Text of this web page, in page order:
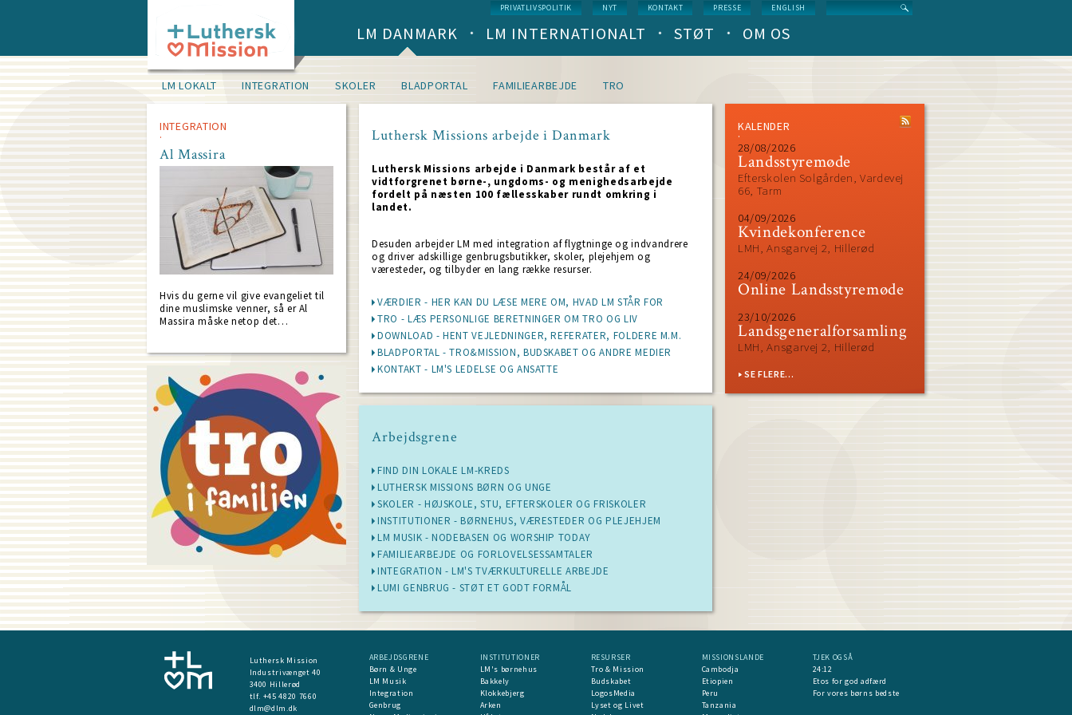
Service
menu
PRIVATLIVSPOLITIK NYT KONTAKT PRESSE ENGLISH
Main
navigation
(level
LM DANMARK LM INTERNATIONALT STØT OM OS
Main
2)
LM LOKALT INTEGRATION SKOLER BLADPORTAL FAMILIEARBEJDE TRO
INTEGRATION
Al Massira
Hvis du gerne vil give evangeliet til
dine muslimske venner, så er Al
Massira måske netop det…
Luthersk Missions arbejde i Danmark
Luthersk Missions arbejde i Danmark består af et
vidtforgrenet børne-, ungdoms- og menighedsarbejde
fordelt på næsten 100 fællesskaber rundt omkring i
landet.
Desuden arbejder LM med integration af flygtninge og indvandrere
og driver adskillige genbrugsbutikker, skoler, plejehjem og
væresteder, og tilbyder en lang række resurser.
VÆRDIER - HER KAN DU LÆSE MERE OM, HVAD LM STÅR FOR
TRO - LÆS PERSONLIGE BERETNINGER OM TRO OG LIV
DOWNLOAD - HENT VEJLEDNINGER, REFERATER, FOLDERE M.M.
BLADPORTAL - TRO&MISSION, BUDSKABET OG ANDRE MEDIER
KONTAKT - LM'S LEDELSE OG ANSATTE
Arbejdsgrene
FIND DIN LOKALE LM-KREDS
LUTHERSK MISSIONS BØRN OG UNGE
SKOLER - HØJSKOLE, STU, EFTERSKOLER OG FRISKOLER
INSTITUTIONER - BØRNEHUS, VÆRESTEDER OG PLEJEHJEM
LM MUSIK - NODEBASEN OG WORSHIP TODAY
FAMILIEARBEJDE OG FORLOVELSESSAMTALER
INTEGRATION - LM'S TVÆRKULTURELLE ARBEJDE
LUMI GENBRUG - STØT ET GODT FORMÅL
KALENDER
28/08/2026
Landsstyremøde
Efterskolen Solgården, Vardevej
66, Tarm
04/09/2026
Kvindekonference
LMH, Ansgarvej 2, Hillerød
24/09/2026
Online Landsstyremøde
23/10/2026
Landsgeneralforsamling
LMH, Ansgarvej 2, Hillerød
SE FLERE...
Luthersk Mission
Industrivænget 40
3400 Hillerød
tlf. +45 4820 7660
dlm@dlm.dk
ARBEJDSGRENE
Børn & Unge
LM Musik
Integration
Genbrug
INSTITUTIONER
LM's børnehus
Bakkely
Klokkebjerg
Arken
RESURSER
Tro & Mission
Budskabet
LogosMedia
Lyset og Livet
MISSIONSLANDE
Cambodja
Etiopien
Peru
Tanzania
TJEK OGSÅ
24:12
Etos for god adfærd
For vores børns bedste